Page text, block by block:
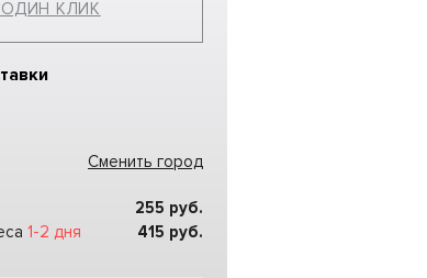
КЛИК
Сменить город
255 руб.
1-2 дня 415 руб.